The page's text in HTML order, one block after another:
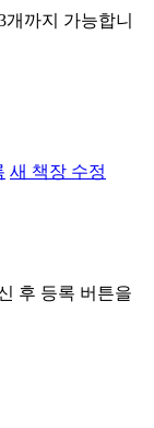
까지 가능합니
새 책장 수정
후 등록 버튼을